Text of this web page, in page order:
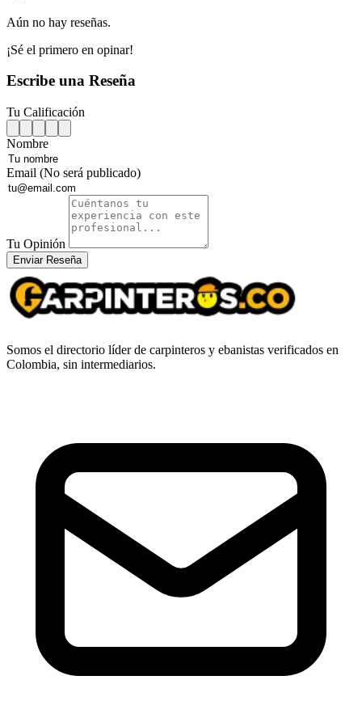
Aún no hay reseñas.
¡Sé el primero en opinar!
Escribe una Reseña
Tu Calificación
Nombre
Email (No será publicado)
Tu Opinión
Enviar Reseña
Somos el directorio líder de carpinteros y ebanistas verificados en
Colombia, sin intermediarios.